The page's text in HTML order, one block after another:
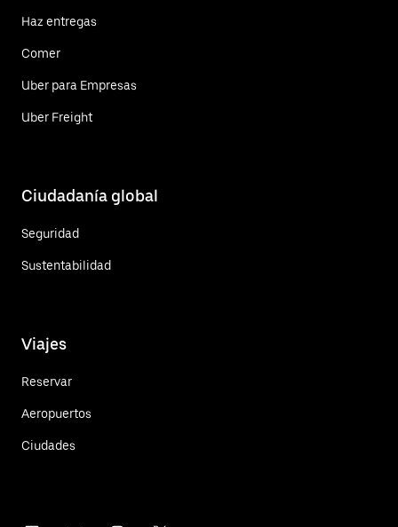
Haz entregas
Comer
Uber para Empresas
Uber Freight
Ciudadanía global
Seguridad
Sustentabilidad
Viajes
Reservar
Aeropuertos
Ciudades